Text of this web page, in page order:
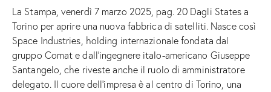
La Stampa, venerdì 7 marzo 2025, pag. 20 Dagli States a
Torino per aprire una nuova fabbrica di satelliti. Nasce così
Space Industries, holding internazionale fondata dal
gruppo Comat e dall'ingegnere italo-americano Giuseppe
Santangelo, che riveste anche il ruolo di amministratore
delegato. Il cuore dell'impresa è al centro di Torino, una